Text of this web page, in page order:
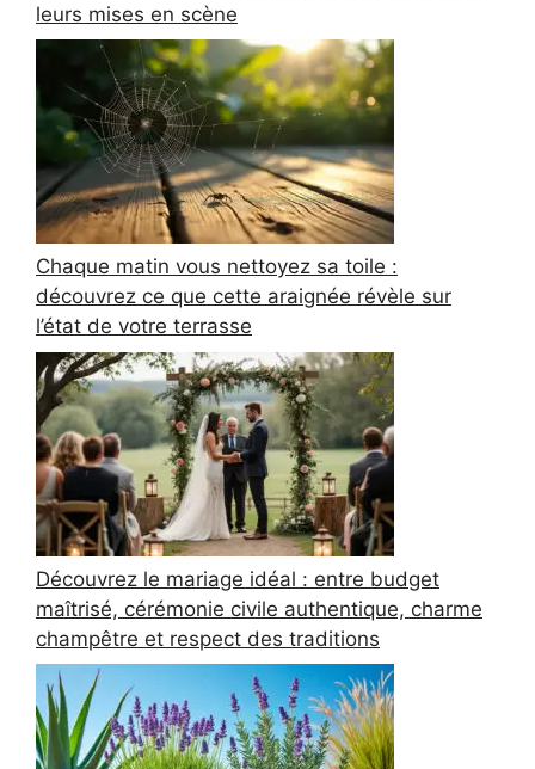
leurs mises en scène
Chaque matin vous nettoyez sa toile :
découvrez ce que cette araignée révèle sur
l’état de votre terrasse
Découvrez le mariage idéal : entre budget
maîtrisé, cérémonie civile authentique, charme
champêtre et respect des traditions